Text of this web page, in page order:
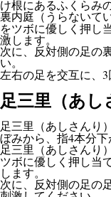
け根にあるふくらみ
裏内庭（うらないて
をツボに優しく押し
激します。
次に、反対側の足の
い。
左右の足を交互に、 3
足三里（あし
足三里（あしさんり
ぼみから、指4本分下
足三里（あしさんり
ツボに優しく押し当
します。
次に、反対側の足の